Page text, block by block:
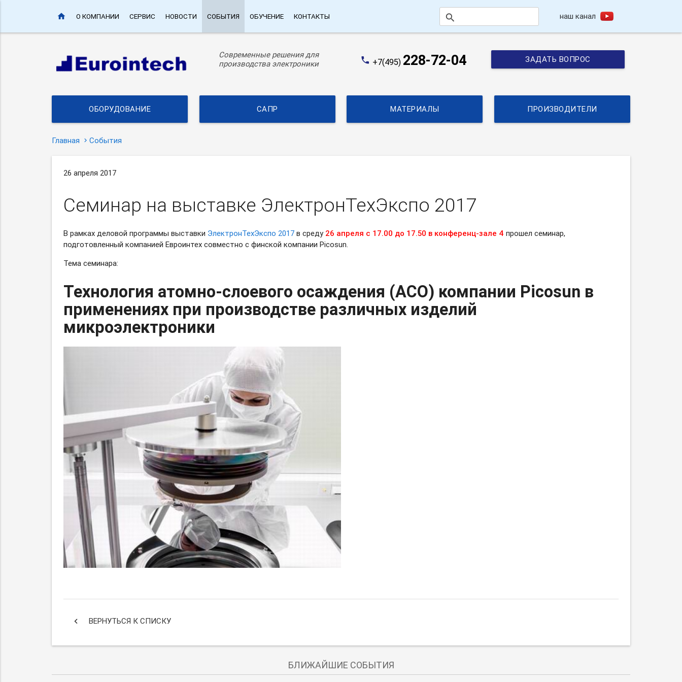
home О КОМПАНИИ СЕРВИС НОВОСТИ СОБЫТИЯ ОБУЧЕНИЕ КОНТАКТЫ search наш канал
Современные решения для
производства электроники
phone +7(495) 228-72-04 ЗАДАТЬ ВОПРОС
ОБОРУДОВАНИЕ САПР МАТЕРИАЛЫ ПРОИЗВОДИТЕЛИ
Главная События
26 апреля 2017
Семинар на выставке ЭлектронТехЭкспо 2017
В рамках деловой программы выставки ЭлектронТехЭкспо 2017в среду 26 апреля с 17.00 до 17.50 в конференц-зале 4 прошел семинар,
подготовленный компанией Евроинтех совместно с финской компании Picosun.
Тема семинара:
Технология атомно-слоевого осаждения (АСО) компании Picosun в
применениях при производстве различных изделий
микроэлектроники
keyboard_arrow_left ВЕРНУТЬСЯ К СПИСКУ
БЛИЖАЙШИЕ СОБЫТИЯ